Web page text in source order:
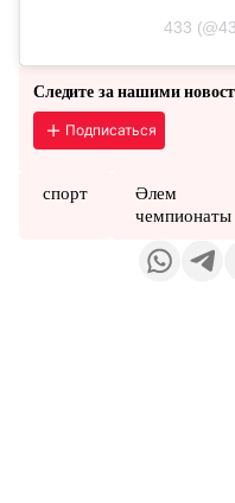
433
Следите за нашими
Подписаться
спорт
Әлем
чемпионаты